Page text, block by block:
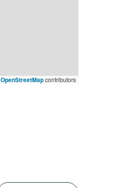
OpenStreetMapcontributors